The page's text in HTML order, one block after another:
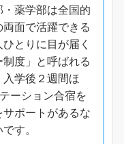
薬学部は全国的
面で活躍できる
とりに目が届く
度」と呼ばれる
学後２週間ほ
ーション合宿を
ポートがあるな
す。